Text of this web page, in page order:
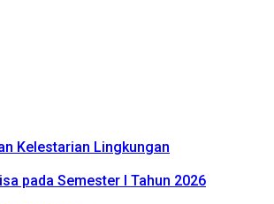
Kelestarian Lingkungan
pada Semester I Tahun 2026